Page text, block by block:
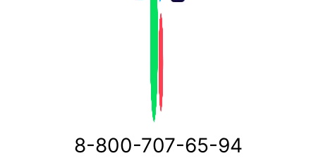
8-800-707-65-94